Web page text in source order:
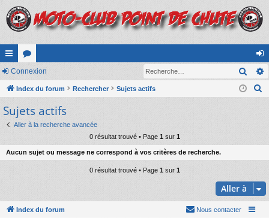
cc
ès
ra
pi
or
u
m
s
on
ne
Connexion
Index du forum Rechercher Sujets actifs
h
e
Sujets actifs
Aller à la recherche avancée
0 résultat trouvé • Page 1sur 1
Aucun sujet ou message ne correspond à vos critères de recherche.
0 résultat trouvé • Page 1 sur 1
Aller à
Index du forum Nous contacter